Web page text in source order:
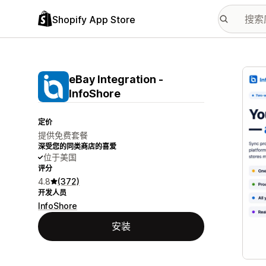
Shopify App Store
eBay Integration ‑
InfoShore
定价
提供免费套餐
深受您的同类商店的喜爱
位于美国
评分
4.8 (372)
开发人员
InfoShore
安装
配图